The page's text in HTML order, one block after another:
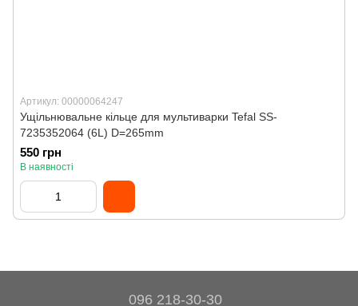
Артикул: 00000064247
Ущільнювальне кільце для мультиварки Tefal SS-
7235352064 (6L) D=265mm
550 грн
В наявності
096 218-30-30